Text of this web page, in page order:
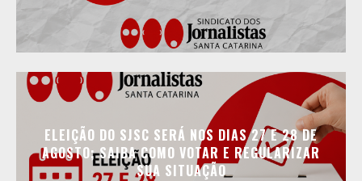
ELEIÇÃO DO SJSC SERÁ NOS DIAS 27 E 28 DE
AGOSTO; SAIBA COMO VOTAR E REGULARIZAR
SUA SITUAÇÃO